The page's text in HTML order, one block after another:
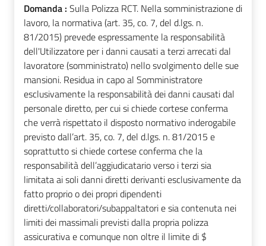
Domanda : Sulla Polizza RCT. Nella somministrazione di
lavoro, la normativa (art. 35, co. 7, del d.lgs. n.
81/2015) prevede espressamente la responsabilità
dell'Utilizzatore per i danni causati a terzi arrecati dal
lavoratore (somministrato) nello svolgimento delle sue
mansioni. Residua in capo al Somministratore
esclusivamente la responsabilità dei danni causati dal
personale diretto, per cui si chiede cortese conferma
che verrà rispettato il disposto normativo inderogabile
previsto dall’art. 35, co. 7, del d.lgs. n. 81/2015 e
soprattutto si chiede cortese conferma che la
responsabilità dell’aggiudicatario verso i terzi sia
limitata ai soli danni diretti derivanti esclusivamente da
fatto proprio o dei propri dipendenti
diretti/collaboratori/subappaltatori e sia contenuta nei
limiti dei massimali previsti dalla propria polizza
assicurativa e comunque non oltre il limite di $